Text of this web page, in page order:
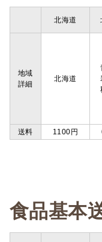
北海道
地域
詳細
北海道
送料
1100円
食品